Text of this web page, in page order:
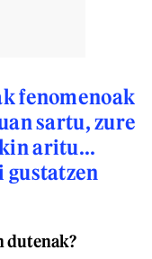
fenomenoak
sartu, zure
aritu...
dutenak?